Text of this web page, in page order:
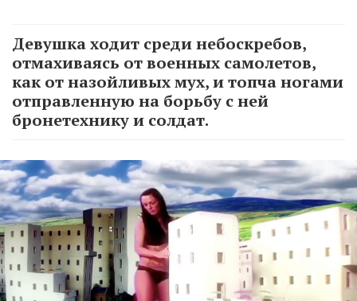
Девушка ходит среди небоскребов,
отмахиваясь от военных самолетов,
как от назойливых мух, и топча ногами
отправленную на борьбу с ней
бронетехнику и солдат.